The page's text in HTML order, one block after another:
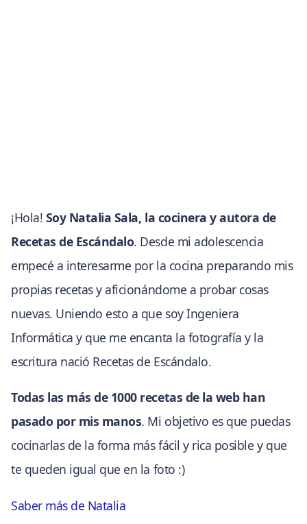
¡Hola! Soy Natalia Sala, la cocinera y autora de
Recetas de Escándalo. Desde mi adolescencia
empecé a interesarme por la cocina preparando mis
propias recetas y aficionándome a probar cosas
nuevas. Uniendo esto a que soy Ingeniera
Informática y que me encanta la fotografía y la
escritura nació Recetas de Escándalo.
Todas las más de 1000 recetas de la web han
pasado por mis manos. Mi objetivo es que puedas
cocinarlas de la forma más fácil y rica posible y que
te queden igual que en la foto :)
Saber más de Natalia